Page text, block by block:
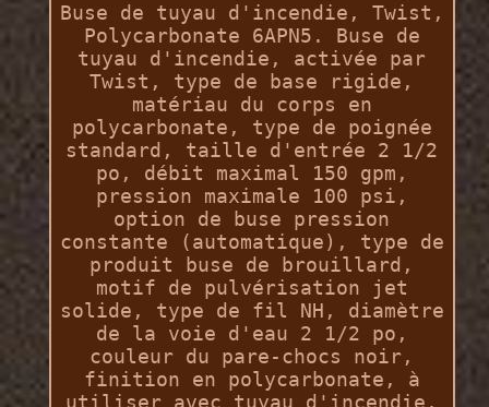
Buse de tuyau d'incendie, Twist,
Polycarbonate 6APN5. Buse de
tuyau d'incendie, activée par
Twist, type de base rigide,
matériau du corps en
polycarbonate, type de poignée
standard, taille d'entrée 2 1/2
po, débit maximal 150 gpm,
pression maximale 100 psi,
option de buse pression
constante (automatique), type de
produit buse de brouillard,
motif de pulvérisation jet
solide, type de fil NH, diamètre
de la voie d'eau 2 1/2 po,
couleur du pare-chocs noir,
finition en polycarbonate, à
utiliser avec tuyau d'incendie,